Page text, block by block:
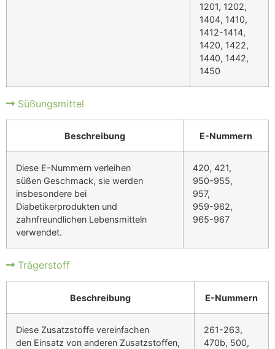
1201, 1202,
1404, 1410,
1412-1414,
1420, 1422,
1440, 1442,
1450
Süßungsmittel
Beschreibung E-Nummern
Diese E-Nummern verleihen
süßen Geschmack, sie werden
insbesondere bei
Diabetikerprodukten und
zahnfreundlichen Lebensmitteln
verwendet.
420, 421,
950-955,
957,
959-962,
965-967
Trägerstoff
Beschreibung E-Nummern
Diese Zusatzstoffe vereinfachen
den Einsatz von anderen Zusatzstoffen,
261-263,
470b, 500,